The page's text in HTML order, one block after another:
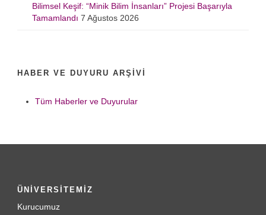
Bilimsel Keşif: “Minik Bilim İnsanları” Projesi Başarıyla
Tamamlandı 7 Ağustos 2026
HABER VE DUYURU ARŞIVI
Tüm Haberler ve Duyurular
ÜNİVERSİTEMİZ
Kurucumuz